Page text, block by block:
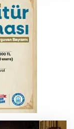
müzik ve
hayatını